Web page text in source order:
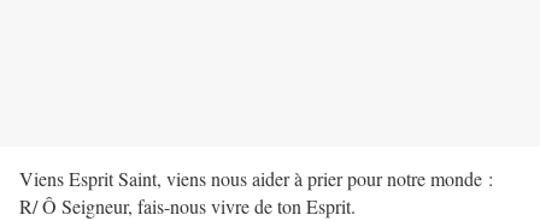
Viens Esprit Saint, viens nous aider à prier pour notre monde :
R/ Ô Seigneur, fais-nous vivre de ton Esprit.